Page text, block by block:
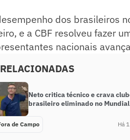
dos brasileiros
e a CBF resolveu fazer
nacionais
RELACIONADAS
Neto critica técnico e crava
brasileiro eliminado no Mundial
de Campo Há